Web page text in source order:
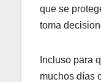
que se
toma
Incluso para
muchos días